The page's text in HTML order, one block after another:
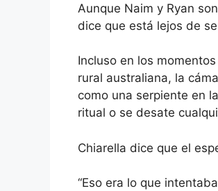
Aunque Naim y Ryan
dice que está lejos de
Incluso en los
rural australiana, la
como una serpiente en
ritual o se desate
Chiarella dice que el
“Eso era lo que